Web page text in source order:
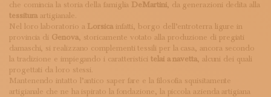
che comincia la storia della famiglia DeMartini, da generazioni dedita alla
tessituraartigianale.
Nel loro laboratorio a Lorsicainfatti, borgo dell’entroterra ligure in
provincia di Genova, storicamente votato alla produzione di pregiati
damaschi, si realizzano complementi tessili per la casa, ancora secondo
la tradizione e impiegando i caratteristici telai a navetta, alcuni dei quali
progettati da loro stessi.
Mantenendo intatto l’antico saper fare e la filosofia squisitamente
artigianale che ne ha ispirato la fondazione, la piccola azienda artigiana